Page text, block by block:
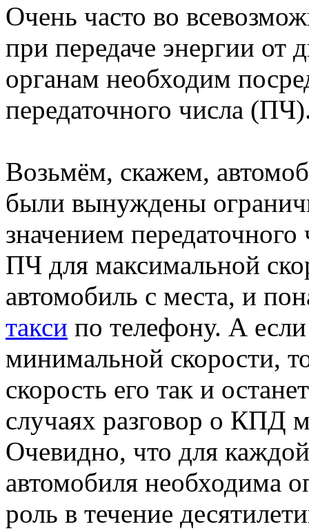
Очень часто во
при передаче энергии от
органам необходим
передаточного числа
Возьмём, скажем,
были вынуждены
значением
ПЧ для максимальной
автомобиль с места, и
такси по телефону. А
минимальной скорости,
скорость его так и
случаях разговор о КПД
Очевидно, что для
автомобиля необходима
роль в течение